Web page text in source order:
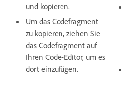
und kopieren.
Um das Codefragment
zu kopieren, ziehen Sie
das Codefragment auf
Ihren Code-Editor, um es
dort einzufügen.